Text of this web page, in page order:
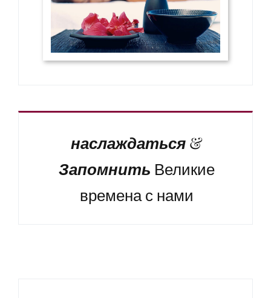
наслаждаться&
Запомнить Великие
времена с нами